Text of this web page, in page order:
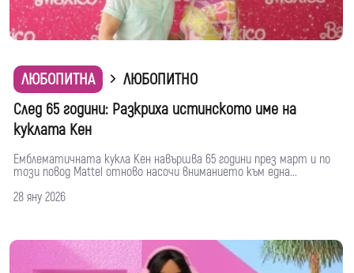
ЛЮБОПИТНА
ЛЮБОПИТНО
След 65 години: Разкриха истинското име на
куклата Кен
Емблематичната кукла Кен навършва 65 години през март и по
този повод Mattel отново насочи вниманието към една...
28 яну 2026